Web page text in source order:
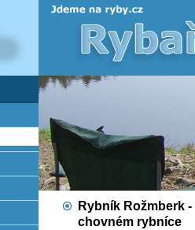
Rybník Rožmberk
chovném rybníce